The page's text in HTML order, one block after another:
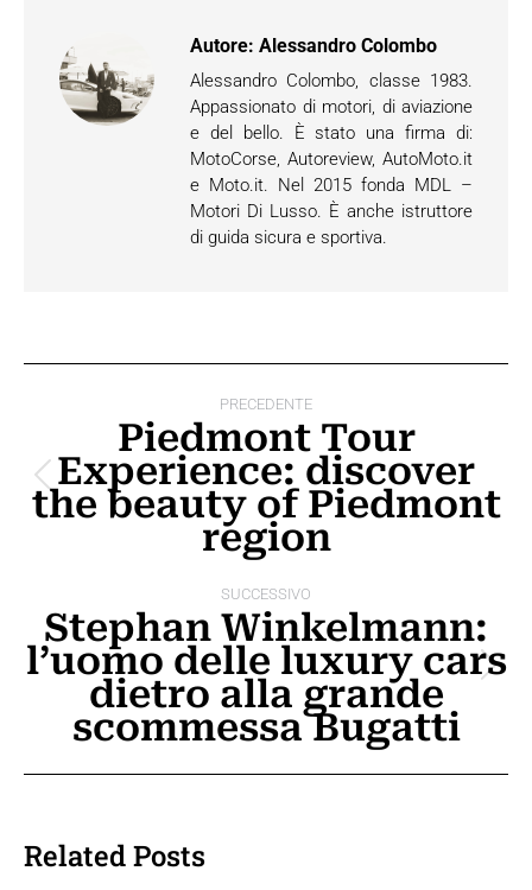
Autore: Alessandro Colombo
Alessandro Colombo, classe 1983.
Appassionato di motori, di aviazione
e del bello. È stato una firma di:
MotoCorse, Autoreview, AutoMoto.it
e Moto.it. Nel 2015 fonda MDL –
Motori Di Lusso. È anche istruttore
di guida sicura e sportiva.
post
PRECEDENTE
Post
precedente:
Piedmont Tour
Experience: discover
the beauty of Piedmont
region
SUCCESSIVO
Prossimo
post:
Stephan Winkelmann:
l’uomo delle luxury cars
dietro alla grande
scommessa Bugatti
Related Posts